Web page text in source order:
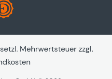
Mehrwertsteuer zzgl.